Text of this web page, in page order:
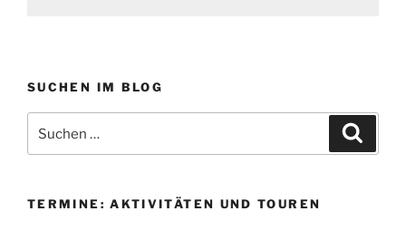
SUCHEN IM BLOG
nach:
TERMINE: AKTIVITÄTEN UND TOUREN